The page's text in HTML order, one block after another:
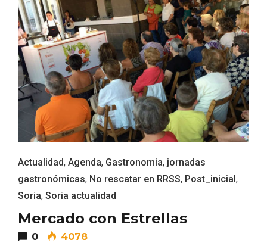
Actualidad, Agenda, Gastronomia, jornadas
gastronómicas, No rescatar en RRSS, Post_inicial ,
Soria, Soria actualidad
Mercado con Estrellas
0 4078